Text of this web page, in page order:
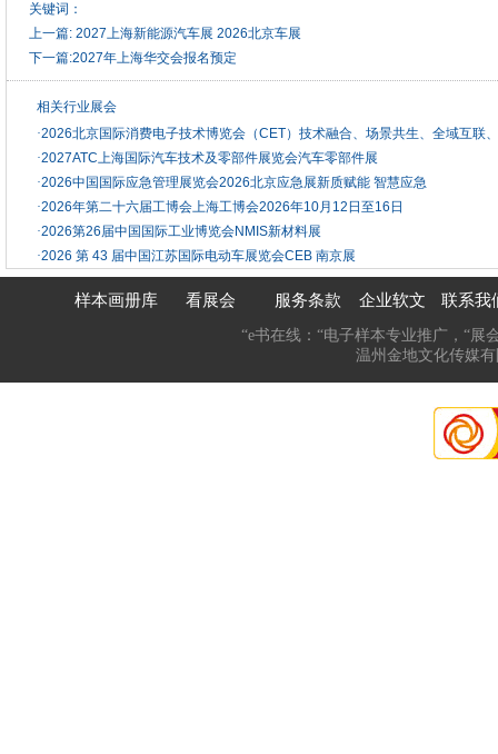
关键词：
上一篇: 2027上海新能源汽车展 2026北京车展
下一篇:2027年上海华交会报名预定
相关行业展会
·2026北京国际消费电子技术博览会（CET）技术融合、场景共生、全域互联
·2027ATC上海国际汽车技术及零部件展览会汽车零部件展
·2026中国国际应急管理展览会2026北京应急展新质赋能 智慧应急
·2026年第二十六届工博会上海工博会2026年10月12日至16日
·2026第26届中国国际工业博览会NMIS新材料展
·2026 第 43 届中国江苏国际电动车展览会CEB 南京展
样本画册库 看展会 服务条款 企业软文 联系我
“e书在线：“电子样本专业推广，“展
温州金地文化传媒